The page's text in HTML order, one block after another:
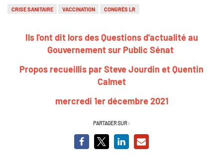
CRISE SANITAIRE VACCINATION CONGRÈS LR
Ils l'ont dit lors des Questions d'actualité au
Gouvernement sur Public Sénat
Propos recueillis par Steve Jourdin et Quentin
Calmet
mercredi 1er décembre 2021
PARTAGER SUR :